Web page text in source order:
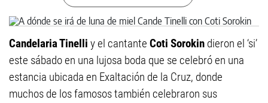
Candelaria Tinelli y el cantante Coti Sorokin dieron el ‘si’
este sábado en una lujosa boda que se celebró en una
estancia ubicada en Exaltación de la Cruz, donde
muchos de los famosos también celebraron sus